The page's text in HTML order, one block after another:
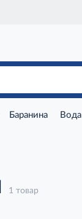
Баранина Вода
1 товар